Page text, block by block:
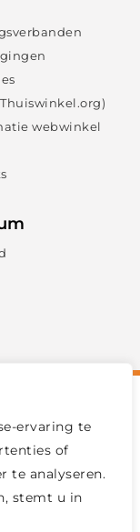
ervaring te
of
te analyseren.
stemt u in
webwinkel